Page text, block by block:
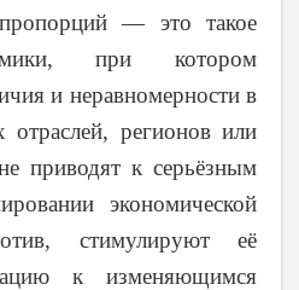
— это такое
при котором
и неравномерности в
отраслей, регионов или
приводят к серьёзным
экономической
стимулируют её
к изменяющимся